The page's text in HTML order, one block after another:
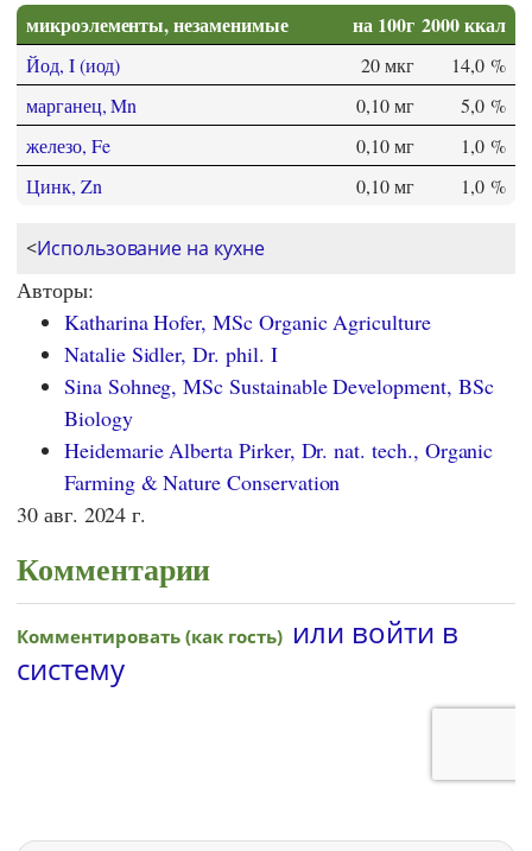
микроэлементы, незаменимые на 100г 2000 ккал
Йод, I (иод) 20 мкг
14,0 %
марганец, Mn
0,10 мг
5,0 %
железо, Fe
0,10 мг
1,0 %
Цинк, Zn
0,10 мг 1,0 %
<Использование на кухне
Авторы:
Katharina Hofer, MSc Organic Agriculture
Natalie Sidler, Dr. phil. I
Sina Sohneg, MSc Sustainable Development, BSc
Biology
Heidemarie Alberta Pirker, Dr. nat. tech., Organic
Farming & Nature Conservation
30 авг. 2024 г.
Комментарии